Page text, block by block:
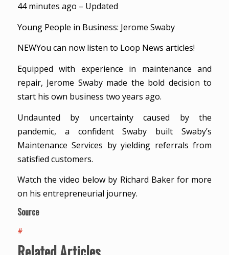
44 minutes ago – Updated
Young People in Business: Jerome Swaby
NEWYou can now listen to Loop News articles!
Equipped with experience in maintenance and
repair, Jerome Swaby made the bold decision to
start his own business two years ago.
Undaunted by uncertainty caused by the
pandemic, a confident Swaby built Swaby’s
Maintenance Services by yielding referrals from
satisfied customers.
Watch the video below by Richard Baker for more
on his entrepreneurial journey.
Source
#